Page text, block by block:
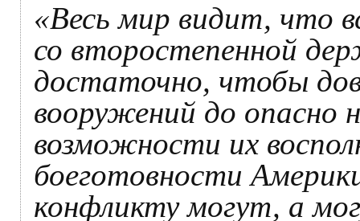
«Весь мир видит, что
со второстепенной
достаточно, чтобы
вооружений до опасно
возможности их
боеготовности
конфликту могут, а